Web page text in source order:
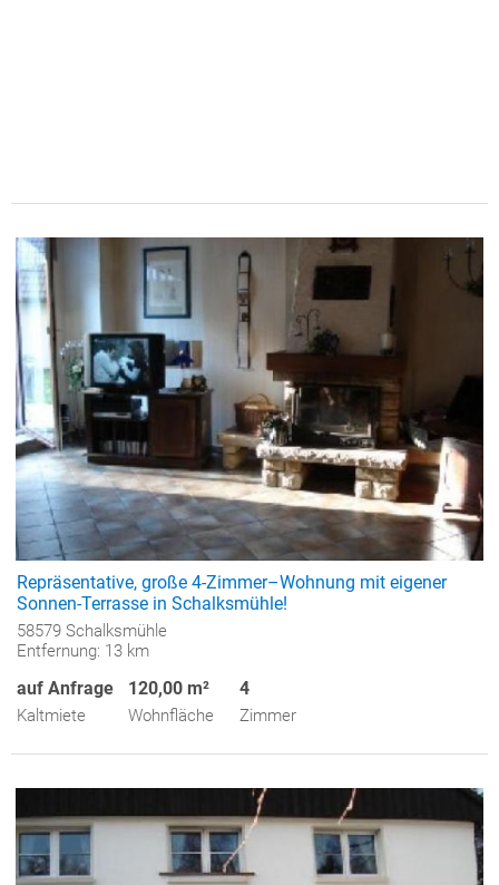
Repräsentative, große 4-Zimmer–Wohnung mit eigener
Sonnen-Terrasse in Schalksmühle!
58579 Schalksmühle
Entfernung: 13 km
auf Anfrage
Kaltmiete
120,00 m²
Wohnfläche
4
Zimmer